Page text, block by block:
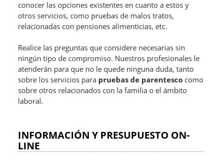
conocer las opciones existentes en cuanto a estos y
otros servicios, como pruebas de malos tratos,
relacionadas con pensiones alimenticias, etc.
Realice las preguntas que considere necesarias sin
ningún tipo de compromiso. Nuestros profesionales le
atenderán para que no le quede ninguna duda, tanto
sobre los servicios para pruebas de parentesco como
sobre otros relacionados con la familia o el ámbito
laboral.
INFORMACIÓN Y PRESUPUESTO ON-
LINE